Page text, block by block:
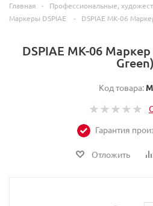
Главная - Профессиональные,
Маркеры DSPIAE
- DSPIAE MK-06
DSPIAE MK-06
Green)
Код товара:
Гарантия
Отложить